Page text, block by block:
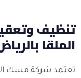
تنظيف
الملقا
تعتمد شركة مسك